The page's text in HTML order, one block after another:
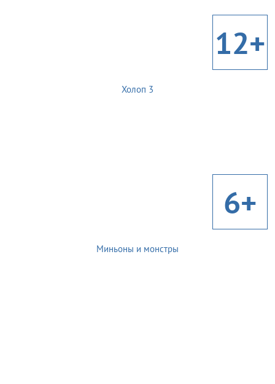
12+
Холоп 3
6+
Миньоны и монстры